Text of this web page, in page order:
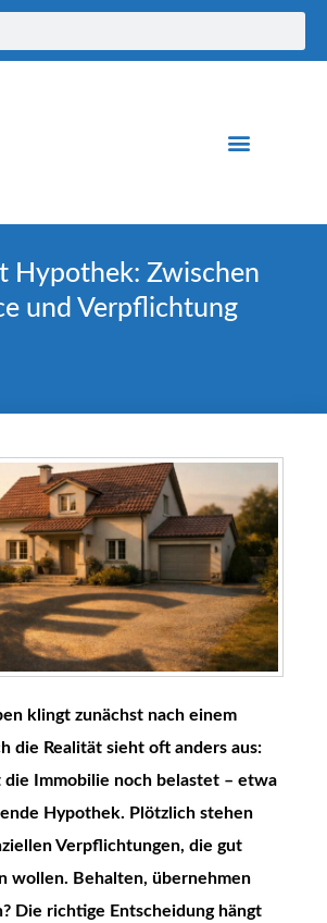
Hypothek: Zwischen
und Verpflichtung
klingt zunächst nach einem
die Realität sieht oft anders aus:
die Immobilie noch belastet – etwa
Hypothek. Plötzlich stehen
Verpflichtungen, die gut
wollen. Behalten, übernehmen
Die richtige Entscheidung hängt